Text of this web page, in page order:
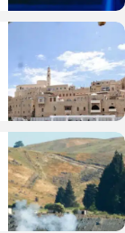
פוליטי
מזג האוויר